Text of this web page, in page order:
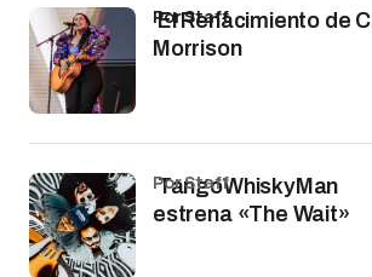
El Renacimiento de
Morrison
por Staff
TangoWhiskyMan
estrena «The Wait»
por Staff